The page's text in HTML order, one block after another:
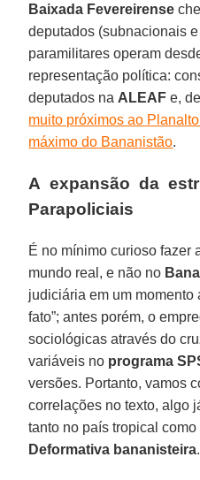
Baixada Fevereirense
deputados (subnacionais
paramilitares operam
representação política:
deputados na ALEAF e,
muito próximos ao
máximo do Bananistão.
A expansão da
Parapoliciais
É no mínimo curioso fazer
mundo real, e não no
judiciária em um momento
fato”; antes porém, o
sociológicas através do
variáveis no programa
versões. Portanto, vamos
correlações no texto, algo
tanto no país tropical como
Deformativa bananisteira.